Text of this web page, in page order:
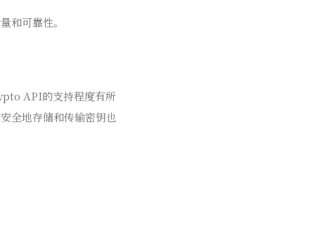
和可靠性。
API的支持程度有所
全地存储和传输密钥也